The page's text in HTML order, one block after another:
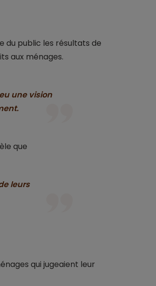
du public les résultats de
aux ménages.
une vision
que
leurs
qui jugeaient leur